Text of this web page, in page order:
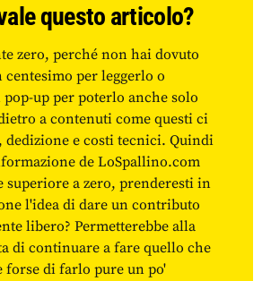
questo articolo?
zero, perché non hai dovuto
centesimo per leggerlo o
up per poterlo anche solo
a contenuti come questi ci
dedizione e costi tecnici. Quindi
de LoSpallino.com
superiore a zero, prenderesti in
l'idea di dare un contributo
libero? Permetterebbe alla
di continuare a fare quello che
forse di farlo pure un po'